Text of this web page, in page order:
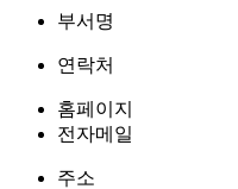
부서명
연락처
홈페이지
전자메일
주소